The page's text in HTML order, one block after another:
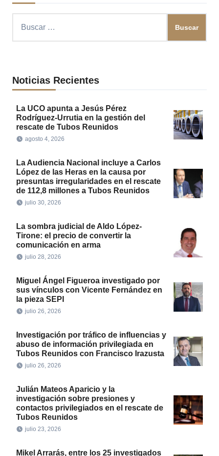
Noticias Recientes
La UCO apunta a Jesús Pérez
Rodríguez-Urrutia en la gestión del
rescate de Tubos Reunidos
agosto 4, 2026
La Audiencia Nacional incluye a Carlos
López de las Heras en la causa por
presuntas irregularidades en el rescate
de 112,8 millones a Tubos Reunidos
julio 30, 2026
La sombra judicial de Aldo López-
Tirone: el precio de convertir la
comunicación en arma
julio 28, 2026
Miguel Ángel Figueroa investigado por
sus vínculos con Vicente Fernández en
la pieza SEPI
julio 26, 2026
Investigación por tráfico de influencias y
abuso de información privilegiada en
Tubos Reunidos con Francisco Irazusta
julio 26, 2026
Julián Mateos Aparicio y la
investigación sobre presiones y
contactos privilegiados en el rescate de
Tubos Reunidos
julio 23, 2026
Mikel Arrarás, entre los 25 investigados